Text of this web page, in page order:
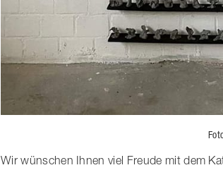
Wir wünschen Ihnen viel Freude mit dem